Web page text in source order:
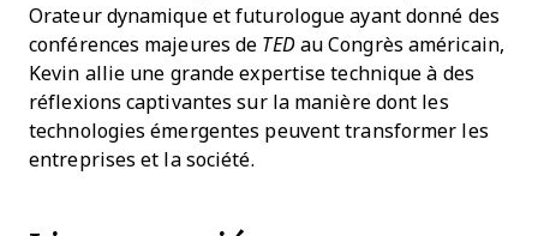
Orateur dynamique et futurologue ayant donné des
conférences majeures de TEDau Congrès américain,
Kevin allie une grande expertise technique à des
réflexions captivantes sur la manière dont les
technologies émergentes peuvent transformer les
entreprises et la société.